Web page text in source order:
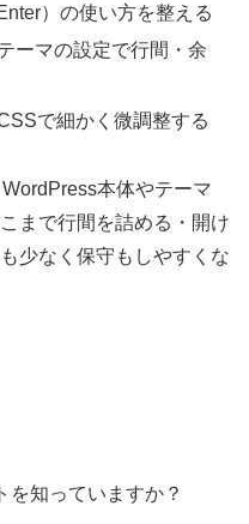
）の使い方を整える
ーマの設定で行間・余
で細かく微調整する
本体やテーマ
まで行間を詰める・開け
少なく保守もしやすくな
を知っていますか？